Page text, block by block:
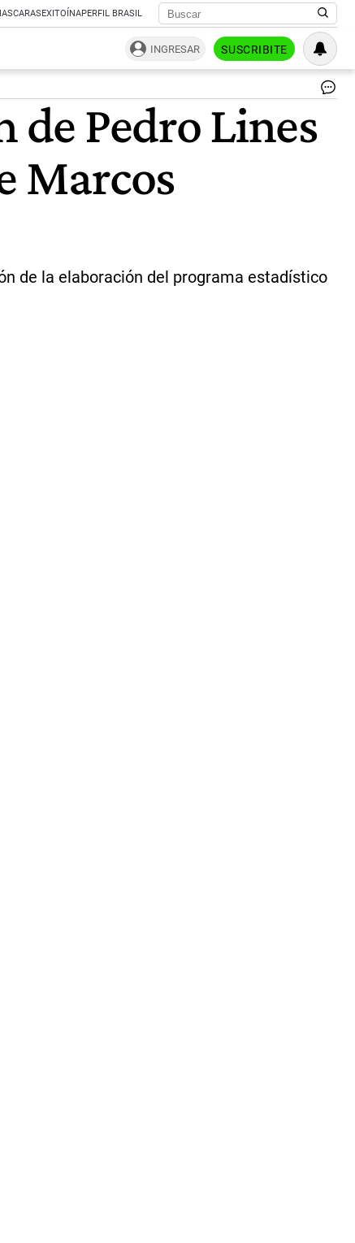
CARASEXITOÍNAPERFIL BRASIL
INGRESAR SUSCRIBITE
de Pedro Lines
Marcos
de la elaboración del programa estadístico